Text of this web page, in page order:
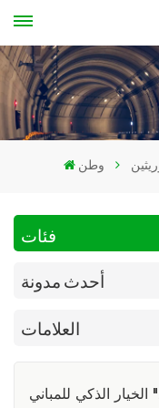
وطن
فئات
أحدث مدونة
العلامات
الخيار الذكي للمباني